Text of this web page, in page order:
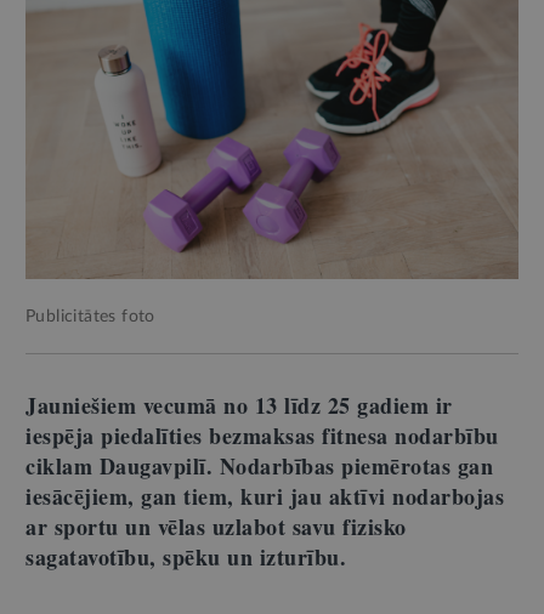
Publicitātes foto
Jauniešiem vecumā no 13 līdz 25 gadiem ir
iespēja piedalīties bezmaksas fitnesa nodarbību
ciklam Daugavpilī. Nodarbības piemērotas gan
iesācējiem, gan tiem, kuri jau aktīvi nodarbojas
ar sportu un vēlas uzlabot savu fizisko
sagatavotību, spēku un izturību.